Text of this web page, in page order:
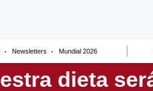
Newsletters Mundial 2026